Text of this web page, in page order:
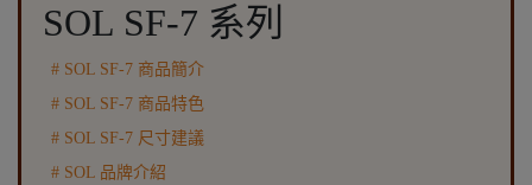
SOL SF-7 系列
# SOL SF-7 商品簡介
# SOL SF-7 商品特色
# SOL SF-7 尺寸建議
# SOL 品牌介紹